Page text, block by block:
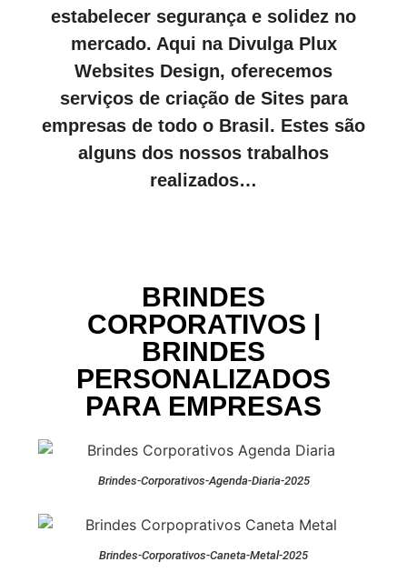
estabelecer segurança e solidez no
mercado. Aqui na Divulga Plux
Websites Design, oferecemos
serviços de criação de Sites para
empresas de todo o Brasil. Estes são
alguns dos nossos trabalhos
realizados…
BRINDES
CORPORATIVOS |
BRINDES
PERSONALIZADOS
PARA EMPRESAS
Brindes-Corporativos-Agenda-Diaria-2025
Brindes-Corporativos-Caneta-Metal-2025